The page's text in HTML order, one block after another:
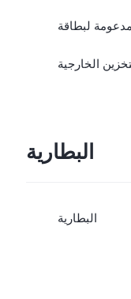
لبطاقة
الخارجية
البطارية
البطارية